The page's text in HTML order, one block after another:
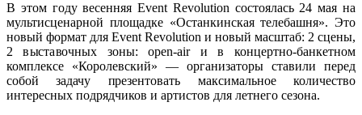
В этом году весенняя Event Revolution состоялась 24 мая на
мультисценарной площадке «Останкинская телебашня». Это
новый формат для Event Revolution и новый масштаб: 2 сцены,
2 выставочных зоны: open-air и в концертно-банкетном
комплексе «Королевский» — организаторы ставили перед
собой задачу презентовать максимальное количество
интересных подрядчиков и артистов для летнего сезона.